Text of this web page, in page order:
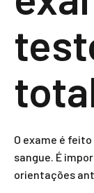
O exame é
sangue. É
orientações